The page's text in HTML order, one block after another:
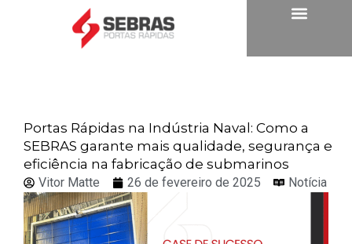
Portas Rápidas na Indústria Naval: Como a
SEBRAS garante mais qualidade, segurança e
eficiência na fabricação de submarinos
Vitor Matte 26 de fevereiro de 2025 Notícia